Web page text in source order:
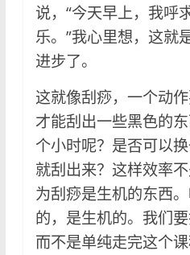
说，“今天早上，我呼
乐。”我心里想，这就
进步了。
这就像刮痧，一个动
才能刮出一些黑色的
个小时呢？是否可以
就刮出来？这样效率
为刮痧是生机的东西
的，是生机的。我们要
而不是单纯走完这个课